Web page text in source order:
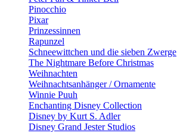
Pinocchio
Pixar
Prinzessinnen
Rapunzel
Schneewittchen und die sieben Zwerge
The Nightmare Before Christmas
Weihnachten
Weihnachtsanhänger / Ornamente
Winnie Puuh
Enchanting Disney Collection
Disney by Kurt S. Adler
Disney Grand Jester Studios